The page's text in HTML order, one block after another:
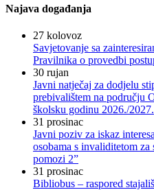
Najava događanja
27 kolovoz
Savjetovanje sa
Pravilnika o provedbi
30 rujan
Javni natječaj za dodjelu
prebivalištem na području
školsku godinu 2026./2027.
31 prosinac
Javni poziv za iskaz
osobama s invaliditetom
pomozi 2”
31 prosinac
Bibliobus – raspored